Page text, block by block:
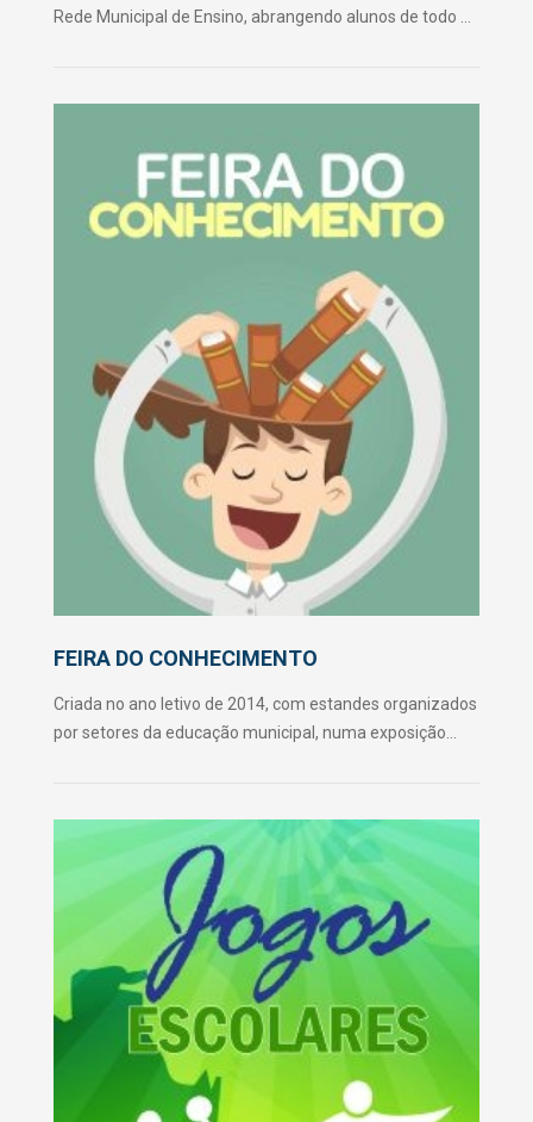
Rede Municipal de Ensino, abrangendo alunos de todo o
e Adultos.Tem como objetivo contribuir com o
desenvolvimento em relação à leitura, à escrita e ao
mundo e sociedade, a compreensão da realidade e a
formação de atitudes e valores favoráveis à
transformação social. A leitura, a escrita e o letramento,
FEIRA DO CONHECIMENTO
Criada no ano letivo de 2014, com estandes organizados
por setores da educação municipal, numa exposição
ganhou proporção de um dos principais eventos da Rede
Municipal, a partir da sua edição do ano 2015, quando
houve a participação de todas as unidades escolares
expondo experiências.O objetivo da Feira do
Conhecimento é promover a interação entre as escolas
e organismos da sociedade, com trocas de experiências
práticas,...